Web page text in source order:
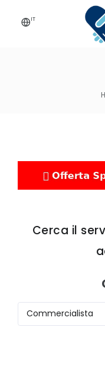
IT
CONTATTI
BLOG
Cerca il